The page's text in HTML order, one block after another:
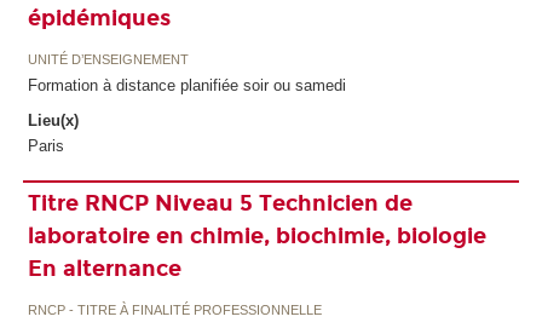
épidémiques
UNITÉ D’ENSEIGNEMENT
Formation à distance planifiée soir ou samedi
Lieu(x)
Paris
Titre RNCP Niveau 5 Technicien de
laboratoire en chimie, biochimie, biologie
En alternance
RNCP - TITRE À FINALITÉ PROFESSIONNELLE